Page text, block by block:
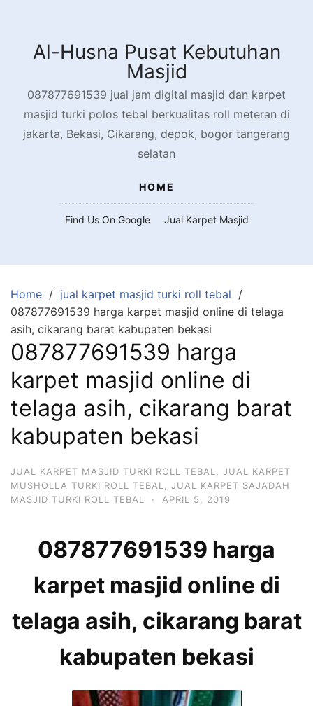
contentAl-Husna Pusat Kebutuhan
Masjid
087877691539 jual jam digital masjid dan karpet
masjid turki polos tebal berkualitas roll meteran di
jakarta, Bekasi, Cikarang, depok, bogor tangerang
selatan
HOME
Find Us On Google Jual Karpet Masjid
Home
jual karpet masjid turki roll tebal
087877691539 harga karpet masjid online di telaga
asih, cikarang barat kabupaten bekasi
087877691539 harga
karpet masjid online di
telaga asih, cikarang barat
kabupaten bekasi
JUAL KARPET MASJID TURKI ROLL TEBAL
JUAL KARPET
MUSHOLLA TURKI ROLL TEBAL
JUAL KARPET SAJADAH
MASJID TURKI ROLL TEBAL
· APRIL 5, 2019
087877691539 harga
karpet masjid online di
telaga asih, cikarang barat
kabupaten bekasi